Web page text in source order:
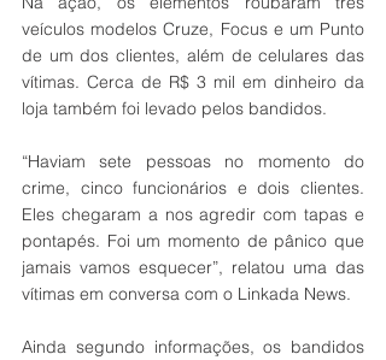
veículos modelos Cruze, Focus e um Punto
de um dos clientes, além de celulares das
vítimas. Cerca de R$ 3 mil em dinheiro da
loja também foi levado pelos bandidos.
“Haviam sete pessoas no momento do
crime, cinco funcionários e dois clientes.
Eles chegaram a nos agredir com tapas e
pontapés. Foi um momento de pânico que
jamais vamos esquecer”, relatou uma das
vítimas em conversa com o Linkada News.
Ainda segundo informações, os bandidos